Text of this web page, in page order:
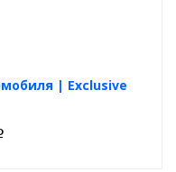
| Exclusive